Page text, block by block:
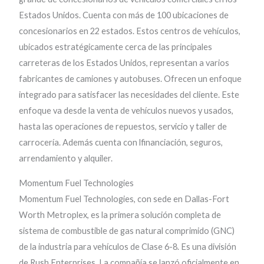
Estados Unidos. Cuenta con más de 100 ubicaciones de
concesionarios en 22 estados. Estos centros de vehículos,
ubicados estratégicamente cerca de las principales
carreteras de los Estados Unidos, representan a varios
fabricantes de camiones y autobuses. Ofrecen un enfoque
integrado para satisfacer las necesidades del cliente. Este
enfoque va desde la venta de vehículos nuevos y usados, ​​
hasta las operaciones de repuestos, servicio y taller de
carrocería. Además cuenta con lfinanciación, seguros,
arrendamiento y alquiler.
Momentum Fuel Technologies
Momentum Fuel Technologies, con sede en Dallas-Fort
Worth Metroplex, es la primera solución completa de
sistema de combustible de gas natural comprimido (GNC)
de la industria para vehículos de Clase 6-8. Es una división